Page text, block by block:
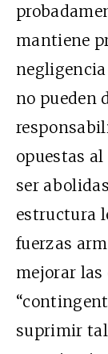
mantiene
no pueden
opuestas
ser
estructura
fuerzas
mejorar las
suprimir